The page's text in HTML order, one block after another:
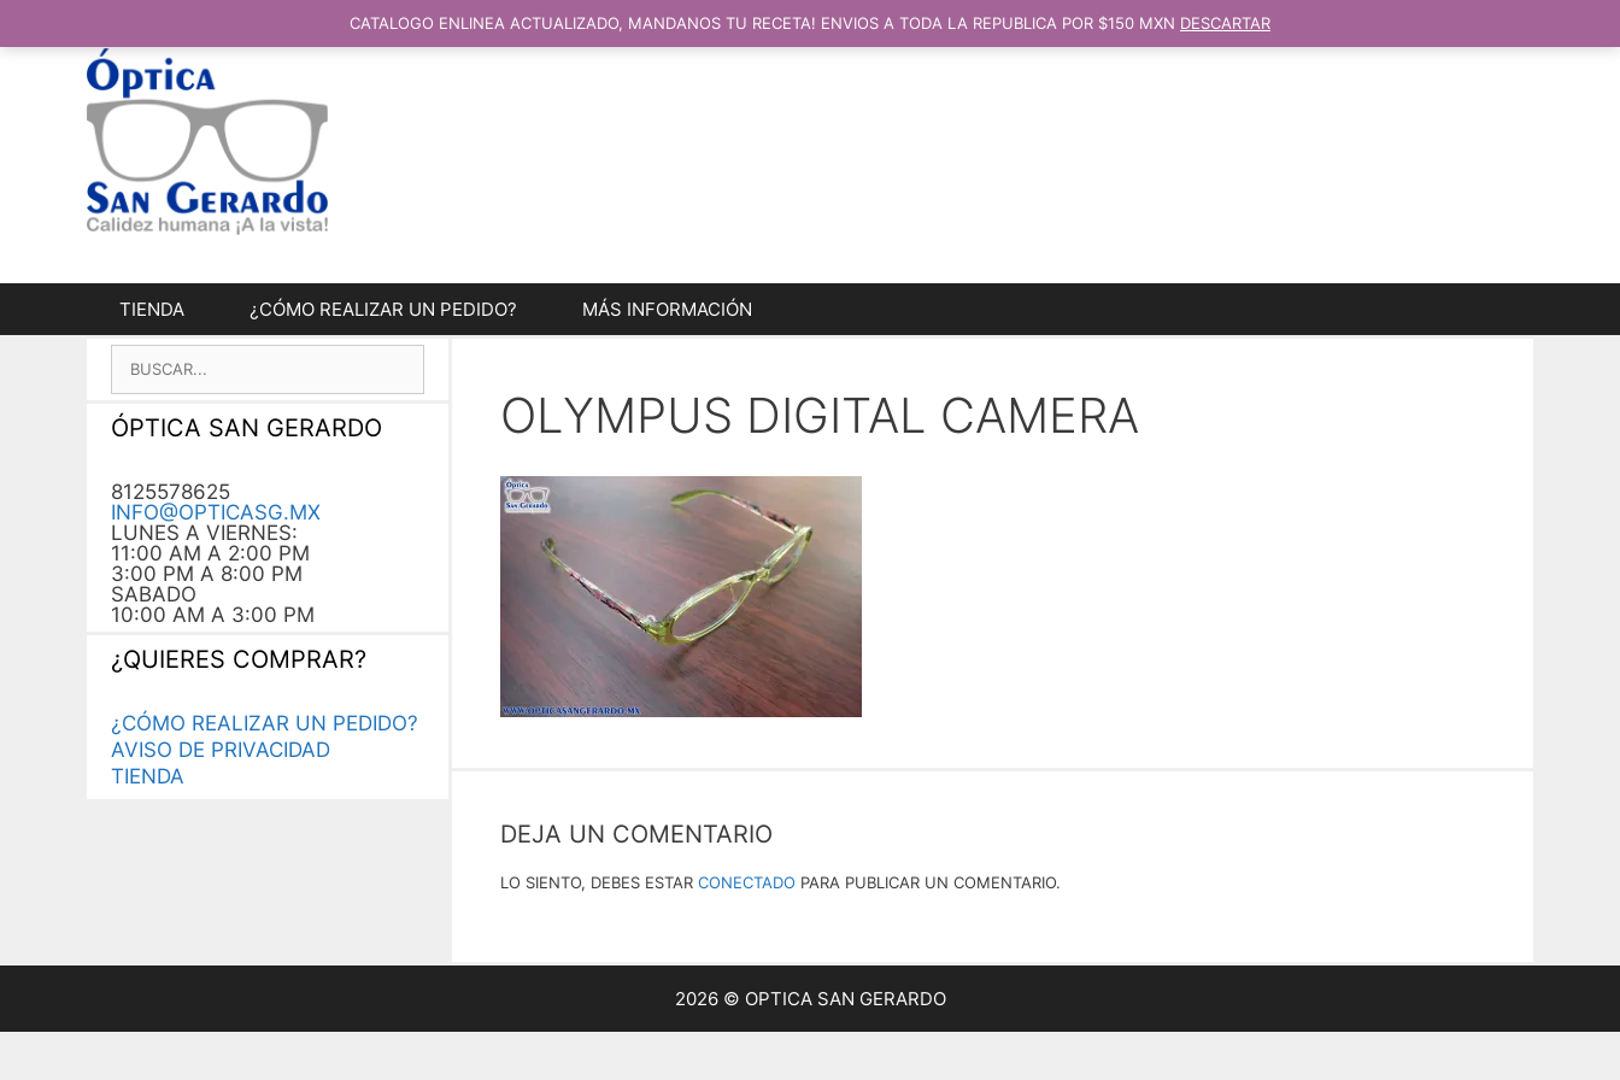
TIENDA ¿CÓMO REALIZAR UN PEDIDO? MÁS INFORMACIÓN
OLYMPUS DIGITAL CAMERA
DEJA UN COMENTARIO
LO SIENTO, DEBES ESTAR CONECTADO PARA PUBLICAR UN COMENTARIO.
BUSCAR:
ÓPTICA SAN GERARDO
8125578625
INFO@OPTICASG.MX
LUNES A VIERNES:
11:00 AM A 2:00 PM
3:00 PM A 8:00 PM
SABADO
10:00 AM A 3:00 PM
¿QUIERES COMPRAR?
¿CÓMO REALIZAR UN PEDIDO?
AVISO DE PRIVACIDAD
TIENDA
2026 © OPTICA SAN GERARDO
CATALOGO ENLINEA ACTUALIZADO, MANDANOS TU RECETA! ENVIOS A TODA LA REPUBLICA POR $150 MXN DESCARTAR